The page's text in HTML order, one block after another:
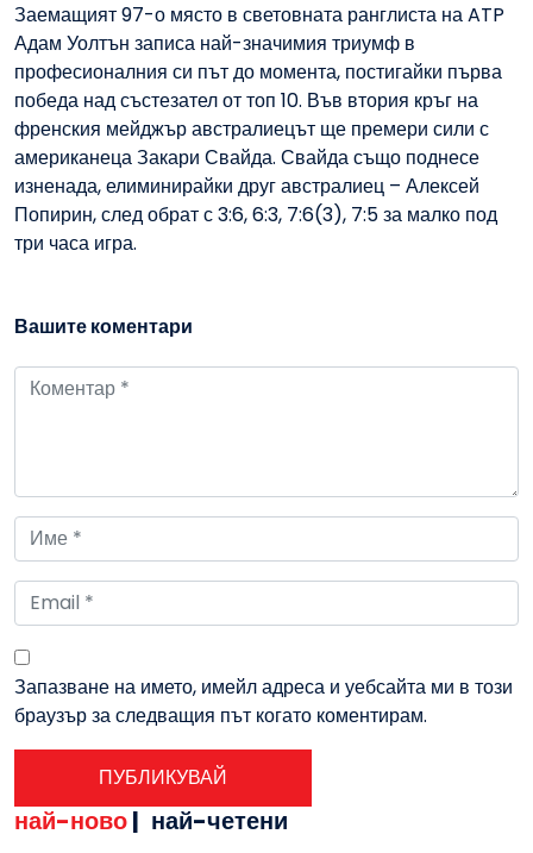
Заемащият 97-о място в световната ранглиста на ATP
Адам Уолтън записа най-значимия триумф в
професионалния си път до момента, постигайки първа
победа над състезател от топ 10. Във втория кръг на
френския мейджър австралиецът ще премери сили с
американеца Закари Свайда. Свайда също поднесе
изненада, елиминирайки друг австралиец – Алексей
Попирин, след обрат с 3:6, 6:3, 7:6(3), 7:5 за малко под
три часа игра.
Вашите коментари
Запазване на името, имейл адреса и уебсайта ми в този
браузър за следващия път когато коментирам.
най-ново| най-четени